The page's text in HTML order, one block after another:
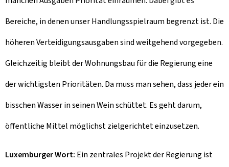
Bereiche, in denen unser Handlungsspielraum begrenzt ist. Die
höheren Verteidigungsausgaben sind weitgehend vorgegeben.
Gleichzeitig bleibt der Wohnungsbau für die Regierung eine
der wichtigsten Prioritäten. Da muss man sehen, dass jeder ein
bisschen Wasser in seinen Wein schüttet. Es geht darum,
öffentliche Mittel möglichst zielgerichtet einzusetzen.
Luxemburger Wort: Ein zentrales Projekt der Regierung ist